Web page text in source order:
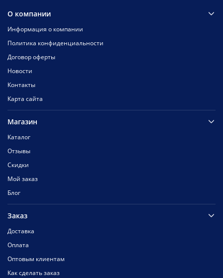
О компании
Информация о компании
Политика конфиденциальности
Договор оферты
Новости
Контакты
Карта сайта
Магазин
Каталог
Отзывы
Скидки
Мой заказ
Блог
Заказ
Доставка
Оплата
Оптовым клиентам
Как сделать заказ